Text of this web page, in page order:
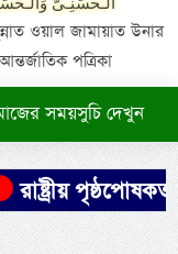
ওয়াল জামায়াত উনার
পত্রিকা
সময়সুচি দেখুন
রাষ্ট্রীয়